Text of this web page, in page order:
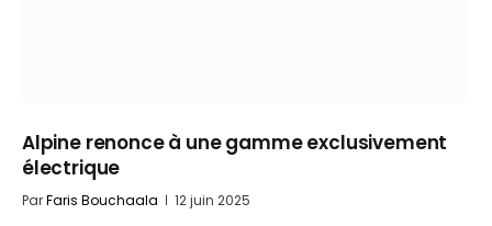
Alpine renonce à une gamme exclusivement
électrique
ParFaris Bouchaala 12 juin 2025